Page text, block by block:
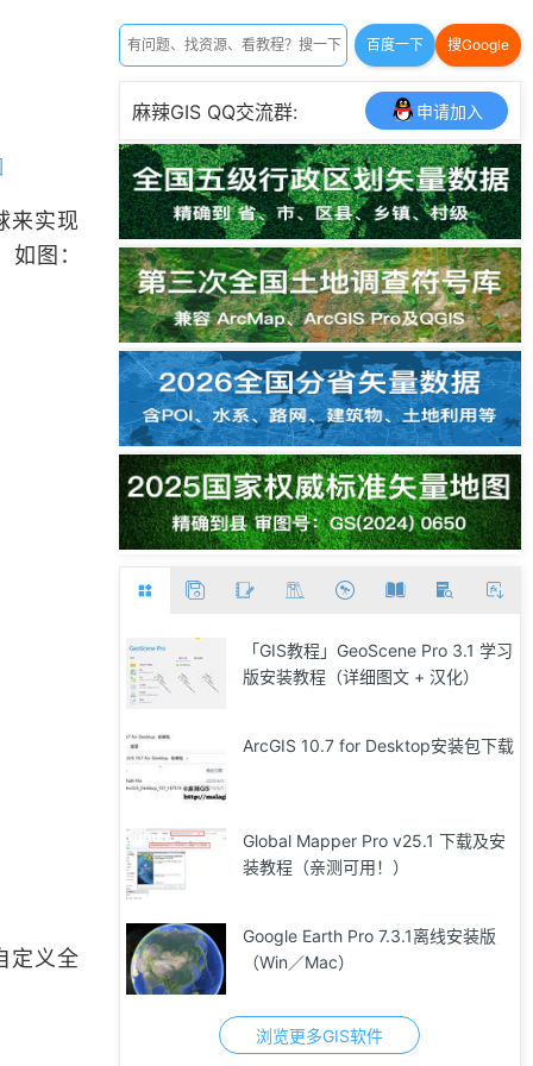
来实现
如图：
定义全
百度一下 搜Google
麻辣GIS QQ交流群: 申请加入
「GIS教程」GeoScene Pro 3.1 学习
版安装教程（详细图文 + 汉化）
ArcGIS 10.7 for Desktop安装包下载
Global Mapper Pro v25.1 下载及安
装教程（亲测可用！）
Google Earth Pro 7.3.1离线安装版
（Win／Mac）
浏览更多GIS软件